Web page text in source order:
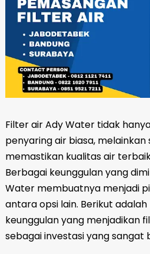
Filter air Ady Water tidak
penyaring air biasa,
memastikan kualitas air
Berbagai keunggulan yang
Water membuatnya menjadi
antara opsi lain. Berikut
keunggulan yang menjadikan
sebagai investasi yang sangat